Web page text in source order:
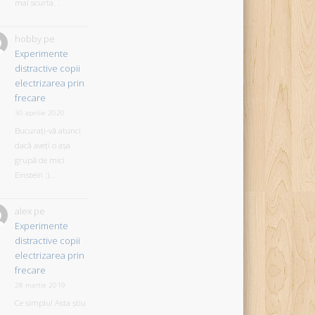
mai scurta. .
hobbype
Experimente
distractive copii
electrizarea prin
frecare
30 aprilie 2020
Bucurați-vă atunci
dacă aveți o așa
grupă de mici
Einstein :)...
alexpe
Experimente
distractive copii
electrizarea prin
frecare
28 martie 2019
Ce simplu! Asta știu